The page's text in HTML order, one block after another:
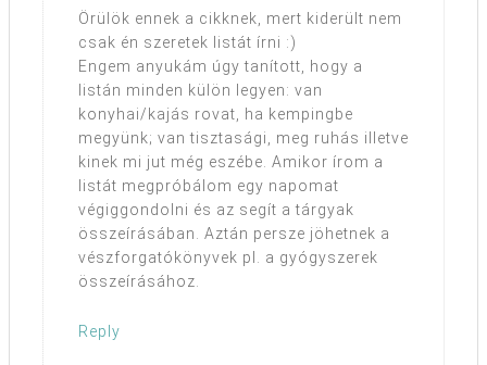
Örülök ennek a cikknek, mert kiderült nem
csak én szeretek listát írni :)
Engem anyukám úgy tanított, hogy a
listán minden külön legyen: van
konyhai/kajás rovat, ha kempingbe
megyünk; van tisztasági, meg ruhás illetve
kinek mi jut még eszébe. Amikor írom a
listát megpróbálom egy napomat
végiggondolni és az segít a tárgyak
összeírásában. Aztán persze jöhetnek a
vészforgatókönyvek pl. a gyógyszerek
összeírásához.
Reply